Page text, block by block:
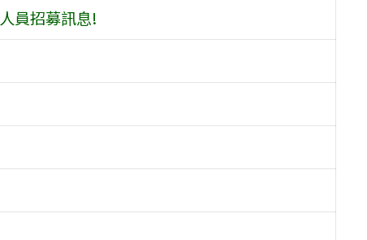
員招募訊息!